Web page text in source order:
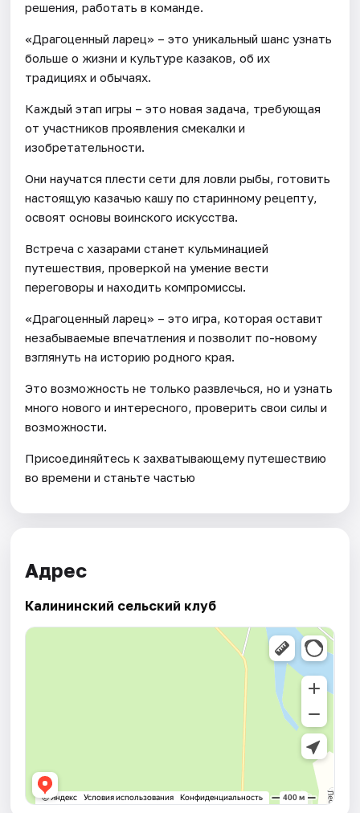
решения, работать в команде.
«Драгоценный ларец» – это уникальный шанс узнать
больше о жизни и культуре казаков, об их
традициях и обычаях.
Каждый этап игры – это новая задача, требующая
от участников проявления смекалки и
изобретательности.
Они научатся плести сети для ловли рыбы, готовить
настоящую казачью кашу по старинному рецепту,
освоят основы воинского искусства.
Встреча с хазарами станет кульминацией
путешествия, проверкой на умение вести
переговоры и находить компромиссы.
«Драгоценный ларец» – это игра, которая оставит
незабываемые впечатления и позволит по-новому
взглянуть на историю родного края.
Это возможность не только развлечься, но и узнать
много нового и интересного, проверить свои силы и
возможности.
Присоединяйтесь к захватывающему путешествию
во времени и станьте частью
Адрес
Калининский сельский клуб